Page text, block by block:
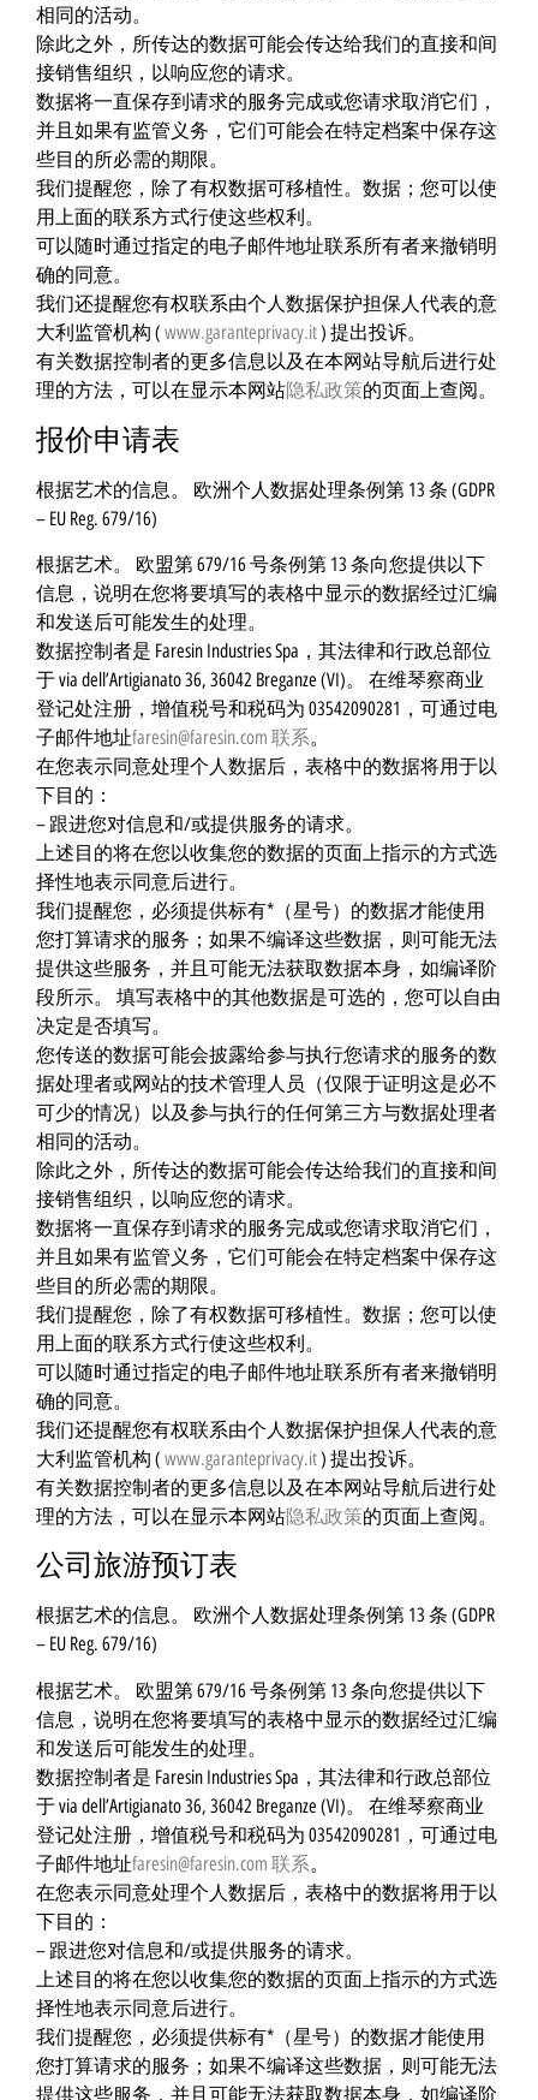
相同的活动。
除此之外，所传达的数据可能会传达给我们的直接和间
接销售组织，以响应您的请求。
数据将一直保存到请求的服务完成或您请求取消它们，
并且如果有监管义务，它们可能会在特定档案中保存这
些目的所必需的期限。
我们提醒您，除了有权数据可移植性。数据；您可以使
用上面的联系方式行使这些权利。
可以随时通过指定的电子邮件地址联系所有者来撤销明
确的同意。
我们还提醒您有权联系由个人数据保护担保人代表的意
大利监管机构 ( www.garanteprivacy.it) 提出投诉。
有关数据控制者的更多信息以及在本网站导航后进行处
理的方法，可以在显示本网站隐私政策的页面上查阅。
报价申请表
根据艺术的信息。 欧洲个人数据处理条例第 13 条 (GDPR
– EU Reg. 679/16)
根据艺术。 欧盟第 679/16 号条例第 13 条向您提供以下
信息，说明在您将要填写的表格中显示的数据经过汇编
和发送后可能发生的处理。
数据控制者是 Faresin Industries Spa，其法律和行政总部位
于 via dell’Artigianato 36, 36042 Breganze (VI)。 在维琴察商业
登记处注册，增值税号和税码为 03542090281，可通过电
子邮件地址faresin@faresin.com 联系。
在您表示同意处理个人数据后，表格中的数据将用于以
下目的：
– 跟进您对信息和/或提供服务的请求。
上述目的将在您以收集您的数据的页面上指示的方式选
择性地表示同意后进行。
我们提醒您，必须提供标有*（星号）的数据才能使用
您打算请求的服务；如果不编译这些数据，则可能无法
提供这些服务，并且可能无法获取数据本身，如编译阶
段所示。 填写表格中的其他数据是可选的，您可以自由
决定是否填写。
您传送的数据可能会披露给参与执行您请求的服务的数
据处理者或网站的技术管理人员（仅限于证明这是必不
可少的情况）以及参与执行的任何第三方与数据处理者
相同的活动。
除此之外，所传达的数据可能会传达给我们的直接和间
接销售组织，以响应您的请求。
数据将一直保存到请求的服务完成或您请求取消它们，
并且如果有监管义务，它们可能会在特定档案中保存这
些目的所必需的期限。
我们提醒您，除了有权数据可移植性。数据；您可以使
用上面的联系方式行使这些权利。
可以随时通过指定的电子邮件地址联系所有者来撤销明
确的同意。
我们还提醒您有权联系由个人数据保护担保人代表的意
大利监管机构 ( www.garanteprivacy.it) 提出投诉。
有关数据控制者的更多信息以及在本网站导航后进行处
理的方法，可以在显示本网站隐私政策的页面上查阅。
公司旅游预订表
根据艺术的信息。 欧洲个人数据处理条例第 13 条 (GDPR
– EU Reg. 679/16)
根据艺术。 欧盟第 679/16 号条例第 13 条向您提供以下
信息，说明在您将要填写的表格中显示的数据经过汇编
和发送后可能发生的处理。
数据控制者是 Faresin Industries Spa，其法律和行政总部位
于 via dell’Artigianato 36, 36042 Breganze (VI)。 在维琴察商业
登记处注册，增值税号和税码为 03542090281，可通过电
子邮件地址faresin@faresin.com 联系。
在您表示同意处理个人数据后，表格中的数据将用于以
下目的：
– 跟进您对信息和/或提供服务的请求。
上述目的将在您以收集您的数据的页面上指示的方式选
择性地表示同意后进行。
我们提醒您，必须提供标有*（星号）的数据才能使用
您打算请求的服务；如果不编译这些数据，则可能无法
提供这些服务，并且可能无法获取数据本身，如编译阶